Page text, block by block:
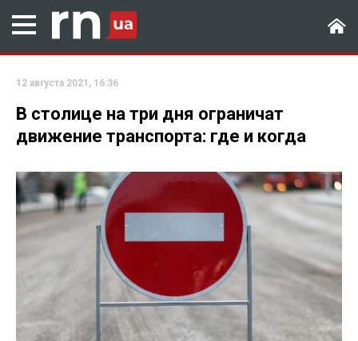
12 августа 2021, 16:36
В столице на три дня ограничат
движение транспорта: где и когда